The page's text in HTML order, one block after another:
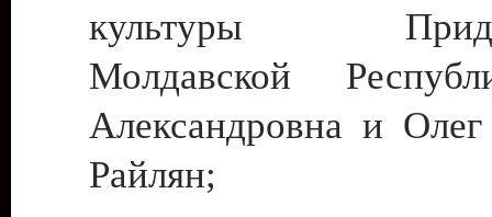
культуры
Молдавской
Александровна и
Райлян;